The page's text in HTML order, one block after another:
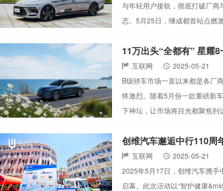
与年轻用户接轨，彻底打破厂
态。5月25日，继成都首站点燃
11万出头“全都有” 星耀
互联网
2025-05-21
B级轿车市场一直以来都是各厂
终激烈。随着5月份一款重磅新
下神坛，让市场将目光都聚焦到
创维汽车邂逅中行110周
互联网
2025-05-21
2025年5月17日，创维汽车携手
启幕。此次活动以“智护健康